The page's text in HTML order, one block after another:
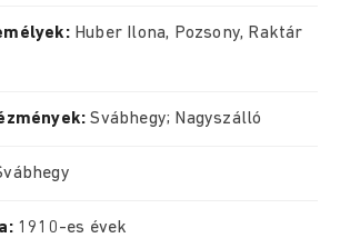
Huber Ilona, Pozsony, Raktár
Svábhegy; Nagyszálló
1910-es évek